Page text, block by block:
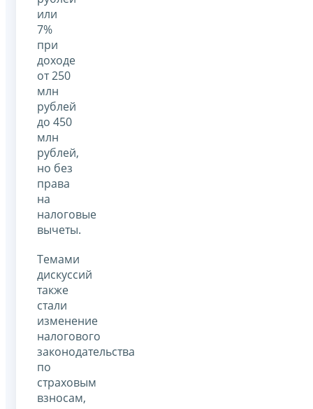
или
7%
при
доходе
от 250
млн
рублей
до 450
млн
рублей,
но без
права
на
налоговые
вычеты.
Темами
дискуссий
также
стали
изменение
налогового
законодательства
по
страховым
взносам,